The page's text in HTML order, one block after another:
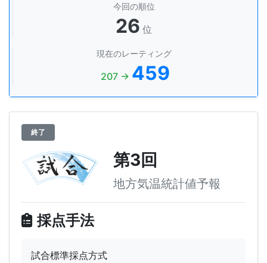
今回の順位
26 位
現在のレーティング
207 → 459
終了
第3回
地方気温統計値予報
採点手法
試合標準採点方式